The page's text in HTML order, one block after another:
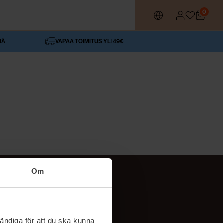
Om
för att du ska kunna
0
VAPAA TOIMITUS YLI 49€
SEURAA MEITÄ